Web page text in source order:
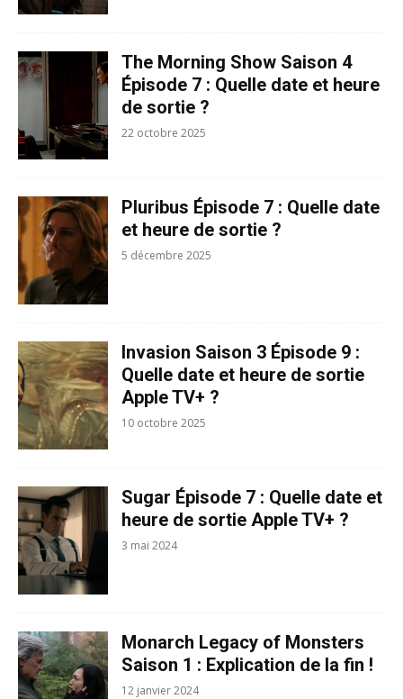
The Morning Show Saison 4
Épisode 7 : Quelle date et heure
de sortie ?
22 octobre 2025
Pluribus Épisode 7 : Quelle date
et heure de sortie ?
5 décembre 2025
Invasion Saison 3 Épisode 9 :
Quelle date et heure de sortie
Apple TV+ ?
10 octobre 2025
Sugar Épisode 7 : Quelle date et
heure de sortie Apple TV+ ?
3 mai 2024
Monarch Legacy of Monsters
Saison 1 : Explication de la fin !
12 janvier 2024